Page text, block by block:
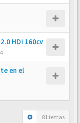
HDi 160cv
en el
81 temas